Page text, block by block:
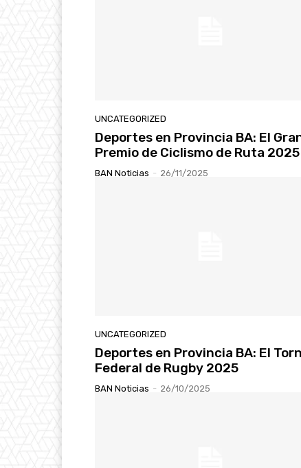
UNCATEGORIZED
Deportes en Provincia BA: El
Premio de Ciclismo de Ruta 2025
BAN Noticias - 26/11/2025
UNCATEGORIZED
Deportes en Provincia BA: El
Federal de Rugby 2025
BAN Noticias - 26/10/2025